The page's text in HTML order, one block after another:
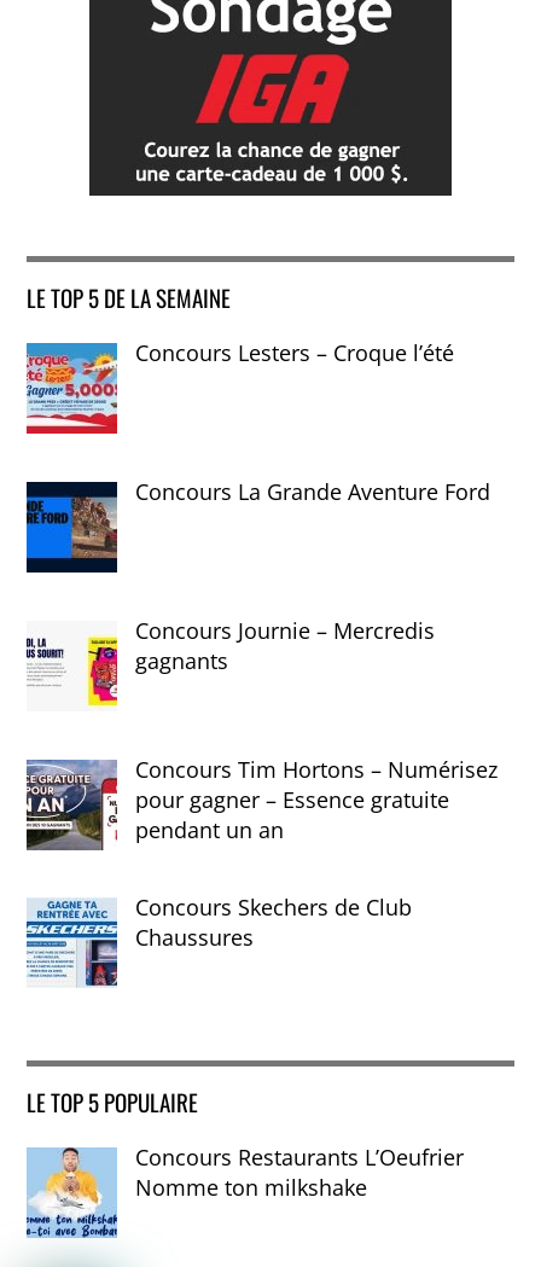
LE TOP 5 DE LA SEMAINE
Concours Lesters – Croque l’été
Concours La Grande Aventure Ford
Concours Journie – Mercredis
gagnants
Concours Tim Hortons – Numérisez
pour gagner – Essence gratuite
pendant un an
Concours Skechers de Club
Chaussures
LE TOP 5 POPULAIRE
Concours Restaurants L’Oeufrier
Nomme ton milkshake